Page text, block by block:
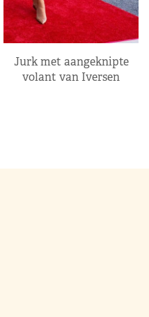
Jurk met aangeknipte
volant van Iversen